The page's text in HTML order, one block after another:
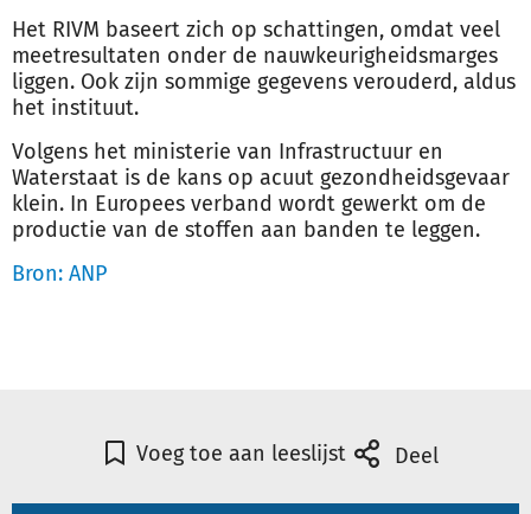
Het RIVM baseert zich op schattingen, omdat veel
meetresultaten onder de nauwkeurigheidsmarges
liggen. Ook zijn sommige gegevens verouderd, aldus
het instituut.
Volgens het ministerie van Infrastructuur en
Waterstaat is de kans op acuut gezondheidsgevaar
klein. In Europees verband wordt gewerkt om de
productie van de stoffen aan banden te leggen.
Bron: ANP
Voeg toe aan leeslijst Deel